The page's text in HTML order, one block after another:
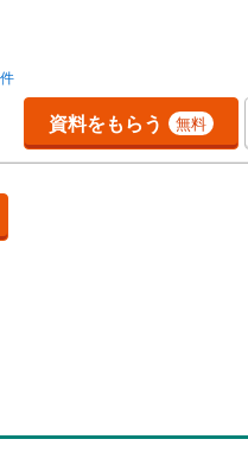
談可能！お子様連れのご家族も
を設置しています。【営業時間
繋がりやすくなっております。ぜ
れる場合は「室内・現地を見学す
ご記入いただけますとスムーズに
＝＝＝＝＝＝＝＝＝＝＝＝＝＝
資料をもらう 無料
柏原市(5)
摂津市(31)
南河内郡千早赤阪村(0)